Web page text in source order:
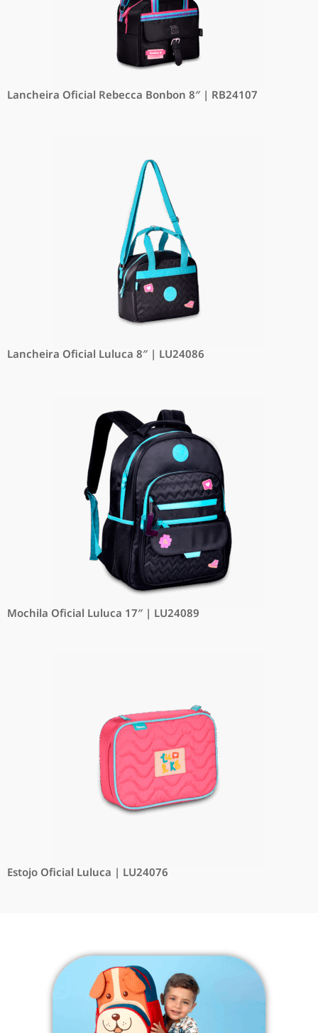
Lancheira Oficial Rebecca Bonbon 8″ | RB24107
Lancheira Oficial Luluca 8″ | LU24086
Mochila Oficial Luluca 17″ | LU24089
Estojo Oficial Luluca | LU24076